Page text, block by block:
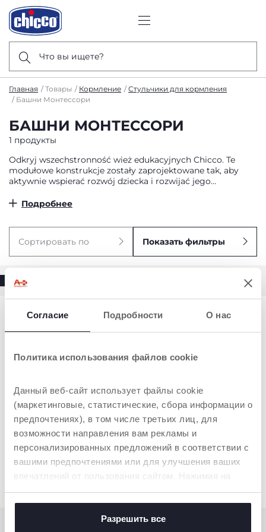
Согласие Подробности О нас
Политика использования файлов cookie
Данный веб-сайт использует файлы cookie
(маркетинговые, статистические, сбора информации о
предпочтениях), в том числе третьих лиц, для
возможности направления вам рекламы и
персонализированных предложений в соответствии с
вашими предпочтениями или для улучшения ваших
впечатлений от пользования сайтом. Нажимая на
кнопку «принять все», вы соглашаетесь с
размещением всех файлов cookie. Если вы желаете
получить больше информации или предоставить
Разрешить все
Что вы ищете?
Главная Товары Кормление
Стульчики для кормления
Башни Монтессори
БАШНИ МОНТЕССОРИ
1 продукты
Odkryj wszechstronność wież edukacyjnych Chicco. Te
modułowe konstrukcje zostały zaprojektowane tak, aby
aktywnie wspierać rozwój dziecka i rozwijać jego
Подробнее
Сортировать по Показать фильтры
Набор к стульчику
CRESCENDO LITE и
CRESCENDO UP
(защита спины и пол) KIT
LEARNING TOWER